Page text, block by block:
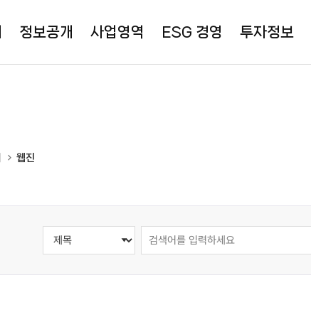
정보공개 사업영역 ESG 경영 투자정보
웹진